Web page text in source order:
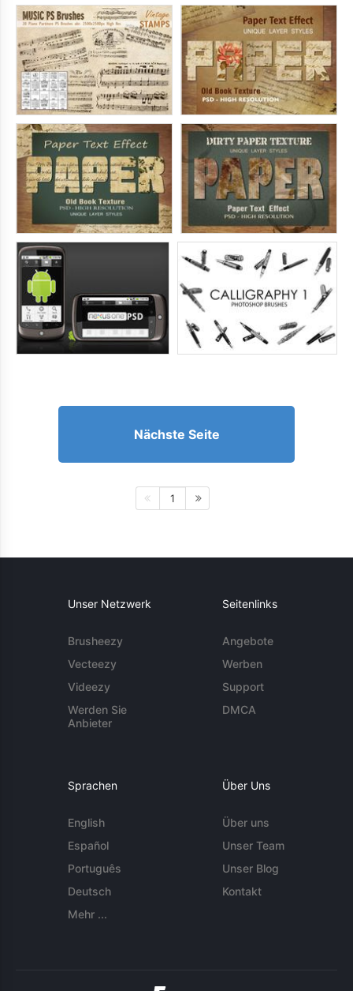
Nächste Seite
1
Unser Netzwerk
Brusheezy
Vecteezy
Videezy
Werden Sie
Anbieter
Seitenlinks
Angebote
Werben
Support
DMCA
Sprachen
English
Español
Português
Deutsch
Mehr ...
Über Uns
Über uns
Unser Team
Unser Blog
Kontakt